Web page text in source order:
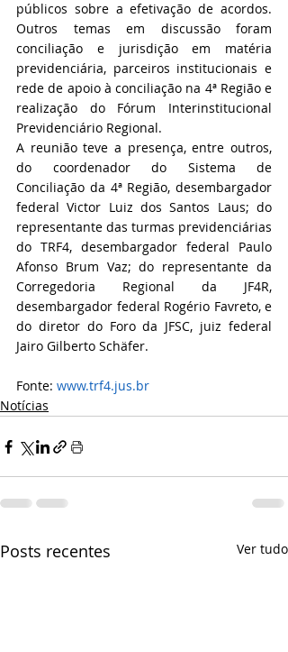
públicos sobre a efetivação de acordos.
Outros temas em discussão foram
conciliação e jurisdição em matéria
previdenciária, parceiros institucionais e
rede de apoio à conciliação na 4ª Região e
realização do Fórum Interinstitucional
Previdenciário Regional.
A reunião teve a presença, entre outros,
do coordenador do Sistema de
Conciliação da 4ª Região, desembargador
federal Victor Luiz dos Santos Laus; do
representante das turmas previdenciárias
do TRF4, desembargador federal Paulo
Afonso Brum Vaz; do representante da
Corregedoria Regional da JF4R,
desembargador federal Rogério Favreto, e
do diretor do Foro da JFSC, juiz federal
Jairo Gilberto Schäfer.
Fonte: www.trf4.jus.br
Notícias
Posts recentes Ver tudo